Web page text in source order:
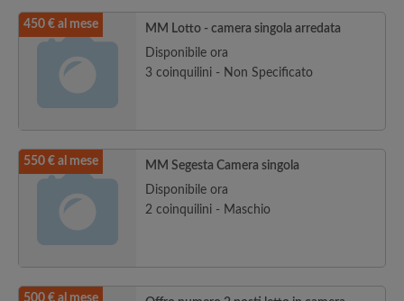
450 € al mese
MM Lotto - camera singola arredata
Disponibile ora
3 coinquilini - Non Specificato
550 € al mese
MM Segesta Camera singola
Disponibile ora
2 coinquilini - Maschio